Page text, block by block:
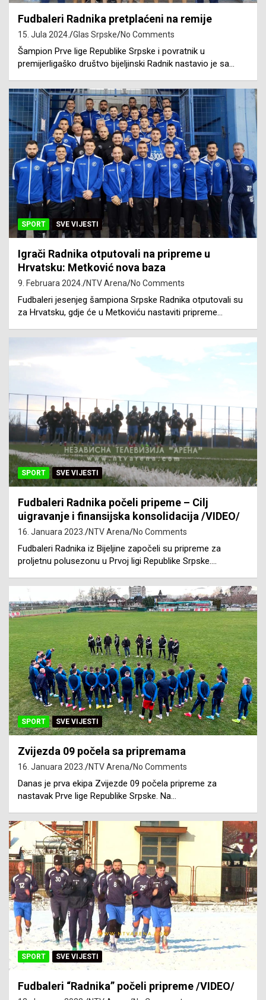
Fudbaleri Radnika pretplaćeni na remije
15. Jula 2024. Glas Srpske No Comments
Šampion Prve lige Republike Srpske i povratnik u
premijerligaško društvo bijeljinski Radnik nastavio je sa…
SPORT SVE VIJESTI
Igrači Radnika otputovali na pripreme u
Hrvatsku: Metković nova baza
9. Februara 2024. NTV Arena No Comments
Fudbaleri jesenjeg šampiona Srpske Radnika otputovali su
za Hrvatsku, gdje će u Metkoviću nastaviti pripreme…
SPORT SVE VIJESTI
Fudbaleri Radnika počeli pripeme – Cilj
uigravanje i finansijska konsolidacija /VIDEO/
16. Januara 2023. NTV Arena No Comments
Fudbaleri Radnika iz Bijeljine započeli su pripreme za
proljetnu polusezonu u Prvoj ligi Republike Srpske.…
SPORT SVE VIJESTI
Zvijezda 09 počela sa pripremama
16. Januara 2023. NTV Arena No Comments
Danas je prva ekipa Zvijezde 09 počela pripreme za
nastavak Prve lige Republike Srpske. Na…
SPORT SVE VIJESTI
Fudbaleri “Radnika” počeli pripreme /VIDEO/